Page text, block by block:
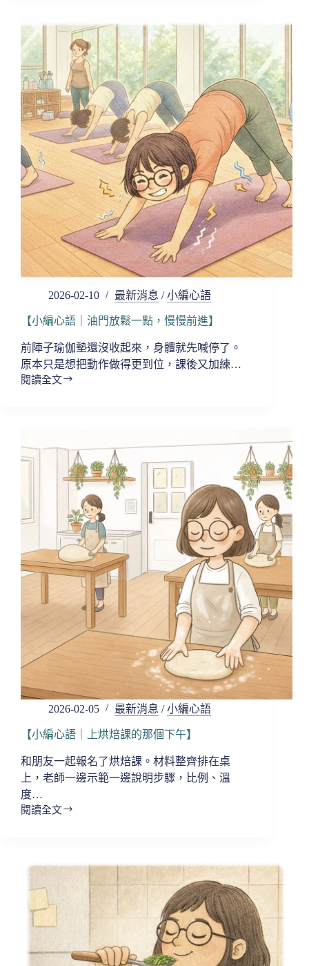
｜
清
明，
在
變
動
之
中，
讓
心
回
到
明】
2026-02-10 最新消息 /小編心語
【小編心語｜油門放鬆一點，慢慢前進】
前陣子瑜伽墊還沒收起來，身體就先喊停了。
原本只是想把動作做得更到位，課後又加練…
閱讀全文
【小
｜
油
一
慢
前
2026-02-05 最新消息 /小編心語
【小編心語｜上烘焙課的那個下午】
和朋友一起報名了烘焙課。材料整齊排在桌
上，老師一邊示範一邊說明步驟，比例、溫
度…
閱讀全文
【小
上